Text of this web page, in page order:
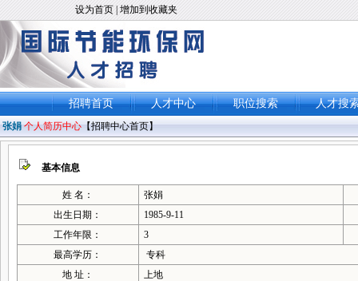
设为首页 增加到收藏夹
招聘首页 人才中心 职位搜索 人才搜
张娟个人简历中心【招聘中心首页】
基本信息
姓 名：
张娟
出生日期：
1985-9-11
工作年限：
3
最高学历：
专科
地 址：
上地